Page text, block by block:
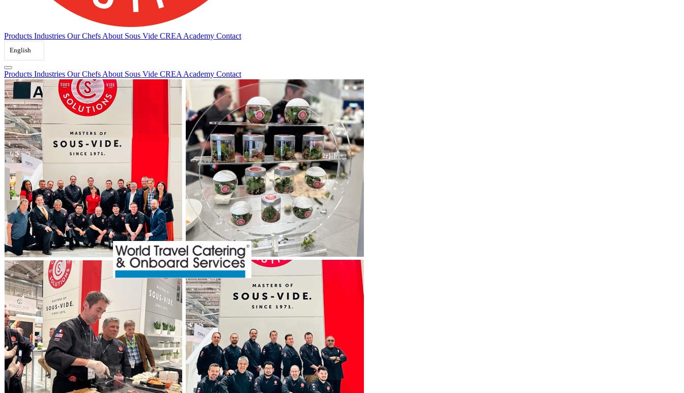
Products Industries Our Chefs About Sous Vide CREA Academy Contact
English
Products Industries Our Chefs About Sous Vide CREA Academy Contact